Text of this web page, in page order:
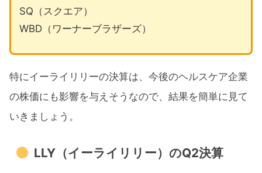
SQ（スクエア）
WBD（ワーナーブラザーズ）
特にイーライリリーの決算は、今後のヘルスケア企業
の株価にも影響を与えそうなので、結果を簡単に見て
いきましょう。
LLY（イーライリリー）のQ2決算